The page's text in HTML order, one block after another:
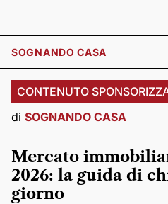
SOGNANDO CASA
CONTENUTO
di SOGNANDO CASA
Mercato
2026: la guida di
giorno